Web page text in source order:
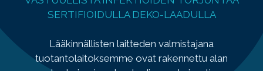
SERTIFIOIDULLA DEKO-LAADULLA
Lääkinnällisten laitteden valmistajana
tuotantolaitoksemme ovat rakennettu alan